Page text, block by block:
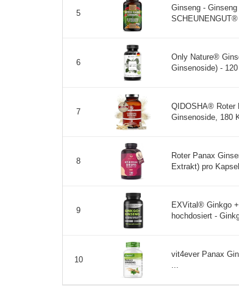
5
Ginseng -
6
Only Nature®
Ginsenoside) -
7
QIDOSHA® Roter
Ginsenoside, 180
8
Roter Panax
Extrakt) pro
9
EXVital® Ginkgo
hochdosiert -
10
vit4ever Panax
...